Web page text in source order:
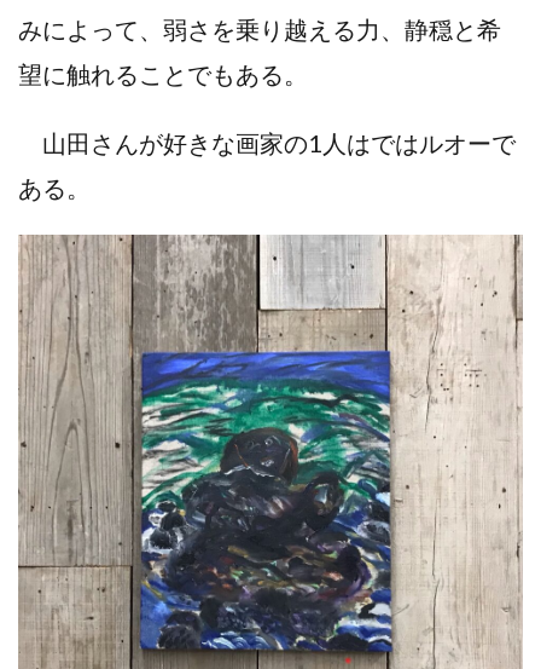
みによって、弱さを乗り越える力、静穏と希
望に触れることでもある。
山田さんが好きな画家の1人はではルオーで
ある。